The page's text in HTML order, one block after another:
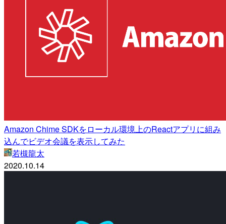
Amazon Chime SDKをローカル環境上のReactアプリに組み
込んでビデオ会議を表示してみた
若槻龍太
2020.10.14